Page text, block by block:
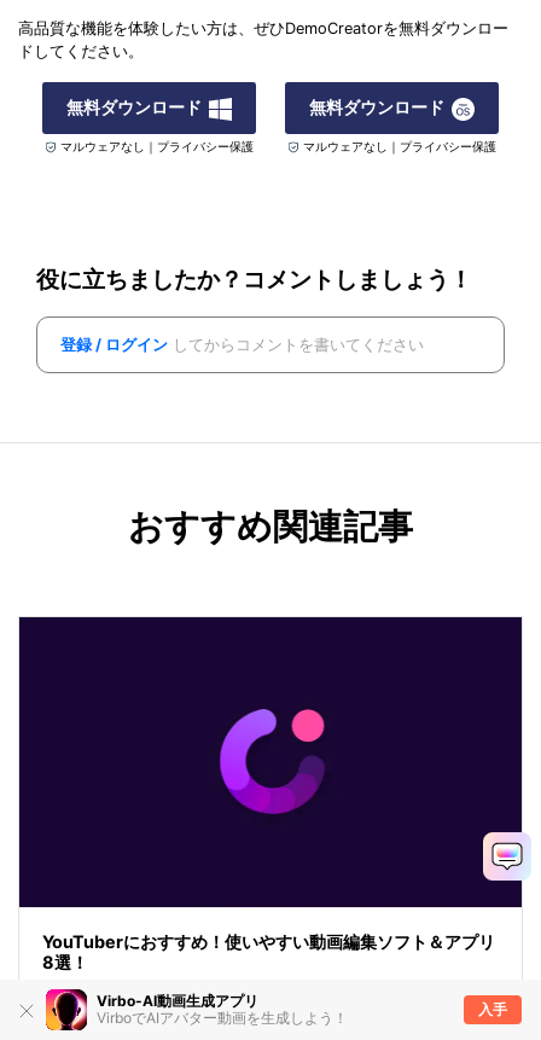
Virbo-AI動画生成アプリ
VirboでAIアバター動画を生成しよう！
入手
高品質な機能を体験したい方は、ぜひDemoCreatorを無料ダウンロー
ドしてください。
無料ダウンロード
マルウェアなし｜プライバシー保護
無料ダウンロード
マルウェアなし｜プライバシー保護
役に立ちましたか？コメントしましょう！
登録 / ログイン してからコメントを書いてください
おすすめ関連記事
YouTuberにおすすめ！使いやすい動画編集ソフト＆アプリ
8選！